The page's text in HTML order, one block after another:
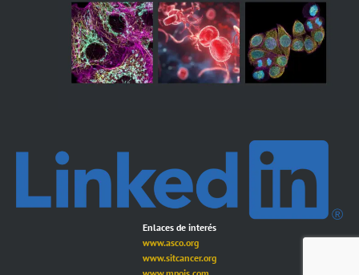
Enlaces de interés
www.asco.org
www.sitcancer.org